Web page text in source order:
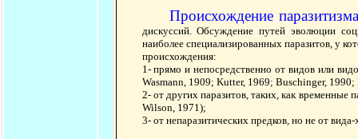
Происхождение
дискуссий. Обсуждение путей эволюции
наиболее специализированных паразитов, у
происхождения:
1- прямо и непосредственно от видов или
Wasmann, 1909; Kutter, 1969; Buschinger,
2- от других паразитов, таких, как временные
Wilson, 1971);
3- от непаразитических предков, но не от